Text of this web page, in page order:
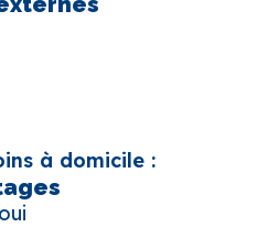
à domicile :
oui